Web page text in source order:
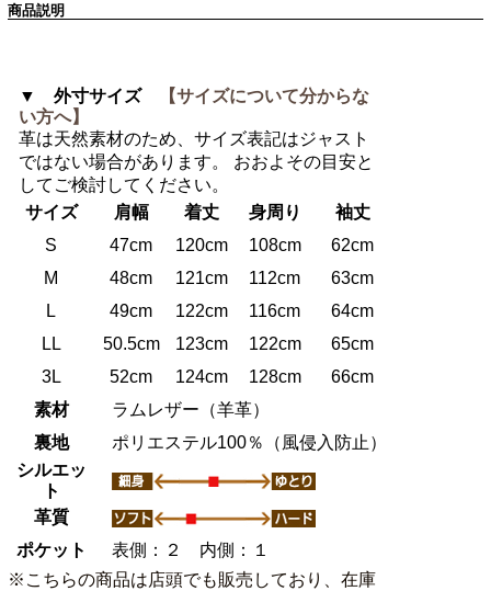
商品説明
▼ 外寸サイズ
【サイズについて分からな
い方へ】
革は天然素材のため、サイズ表記はジャスト
ではない場合があります。 おおよその目安と
してご検討してください。
サイズ
肩幅 着丈 身周り
袖丈
S
47cm 120cm 108cm
62cm
M
48cm 121cm 112cm
63cm
L
49cm 122cm 116cm
64cm
LL
50.5cm 123cm 122cm
65cm
3L
52cm 124cm 128cm
66cm
素材
ラムレザー（羊革）
裏地
ポリエステル100％（風侵入防止）
シルエッ
ト
革質
ポケット
表側：２ 内側：１
※こちらの商品は店頭でも販売しており、在庫